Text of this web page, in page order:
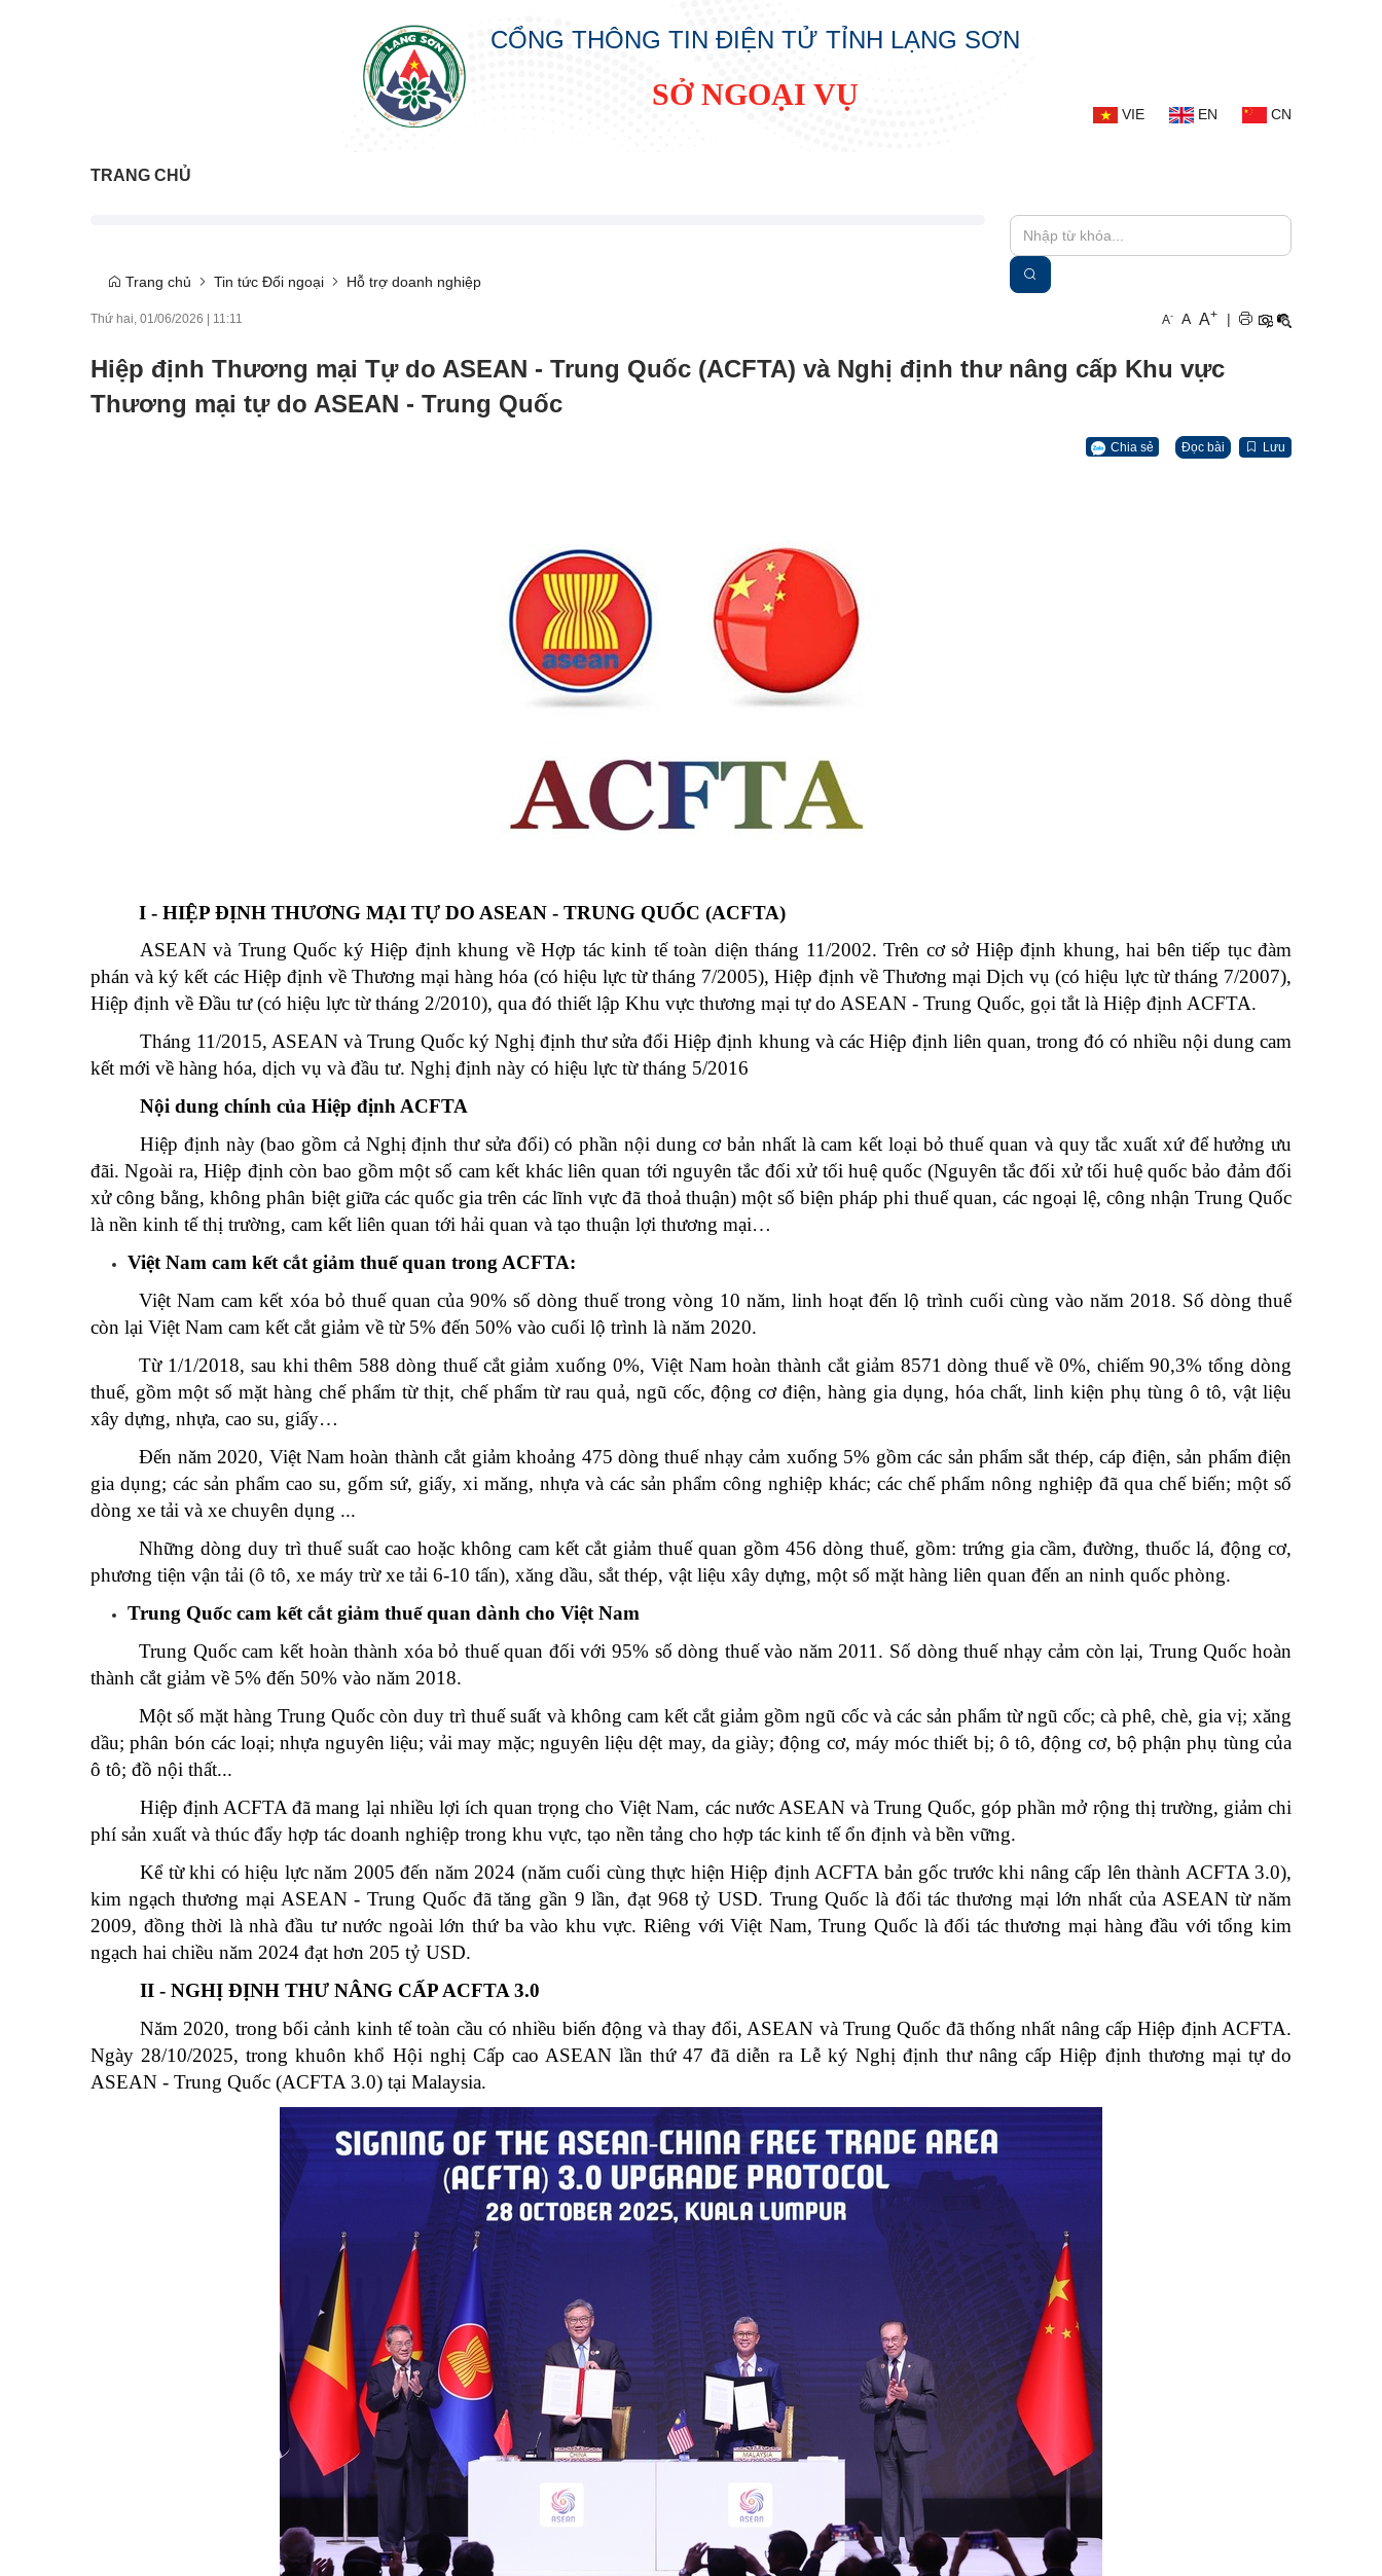
CỔNG THÔNG TIN ĐIỆN TỬ TỈNH LẠNG SƠN
SỞ NGOẠI VỤ
VIE EN CN
TRANG CHỦ
Trang chủ Tin tức Đối ngoại Hỗ trợ doanh nghiệp
Thứ hai, 01/06/2026 | 11:11 A- A A+ |
Hiệp định Thương mại Tự do ASEAN - Trung Quốc (ACFTA) và Nghị định thư nâng cấp Khu vực
Thương mại tự do ASEAN - Trung Quốc
Chia sẻ Đọc bài Lưu
I - HIỆP ĐỊNH THƯƠNG MẠI TỰ DO ASEAN - TRUNG QUỐC (ACFTA)
ASEAN và Trung Quốc ký Hiệp định khung về Hợp tác kinh tế toàn diện tháng 11/2002. Trên cơ sở Hiệp định khung, hai bên tiếp tục đàm
phán và ký kết các Hiệp định về Thương mại hàng hóa (có hiệu lực từ tháng 7/2005), Hiệp định về Thương mại Dịch vụ (có hiệu lực từ tháng 7/2007),
Hiệp định về Đầu tư (có hiệu lực từ tháng 2/2010), qua đó thiết lập Khu vực thương mại tự do ASEAN - Trung Quốc, gọi tắt là Hiệp định ACFTA.
Tháng 11/2015, ASEAN và Trung Quốc ký Nghị định thư sửa đổi Hiệp định khung và các Hiệp định liên quan, trong đó có nhiều nội dung cam
kết mới về hàng hóa, dịch vụ và đầu tư. Nghị định này có hiệu lực từ tháng 5/2016
Nội dung chính của Hiệp định ACFTA
Hiệp định này (bao gồm cả Nghị định thư sửa đổi) có phần nội dung cơ bản nhất là cam kết loại bỏ thuế quan và quy tắc xuất xứ để hưởng ưu
đãi. Ngoài ra, Hiệp định còn bao gồm một số cam kết khác liên quan tới nguyên tắc đối xử tối huệ quốc (Nguyên tắc đối xử tối huệ quốc bảo đảm đối
xử công bằng, không phân biệt giữa các quốc gia trên các lĩnh vực đã thoả thuận) một số biện pháp phi thuế quan, các ngoại lệ, công nhận Trung Quốc
là nền kinh tế thị trường, cam kết liên quan tới hải quan và tạo thuận lợi thương mại…
Việt Nam cam kết cắt giảm thuế quan trong ACFTA:
Việt Nam cam kết xóa bỏ thuế quan của 90% số dòng thuế trong vòng 10 năm, linh hoạt đến lộ trình cuối cùng vào năm 2018. Số dòng thuế
còn lại Việt Nam cam kết cắt giảm về từ 5% đến 50% vào cuối lộ trình là năm 2020.
Từ 1/1/2018, sau khi thêm 588 dòng thuế cắt giảm xuống 0%, Việt Nam hoàn thành cắt giảm 8571 dòng thuế về 0%, chiếm 90,3% tổng dòng
thuế, gồm một số mặt hàng chế phẩm từ thịt, chế phẩm từ rau quả, ngũ cốc, động cơ điện, hàng gia dụng, hóa chất, linh kiện phụ tùng ô tô, vật liệu
xây dựng, nhựa, cao su, giấy…
Đến năm 2020, Việt Nam hoàn thành cắt giảm khoảng 475 dòng thuế nhạy cảm xuống 5% gồm các sản phẩm sắt thép, cáp điện, sản phẩm điện
gia dụng; các sản phẩm cao su, gốm sứ, giấy, xi măng, nhựa và các sản phẩm công nghiệp khác; các chế phẩm nông nghiệp đã qua chế biến; một số
dòng xe tải và xe chuyên dụng ...
Những dòng duy trì thuế suất cao hoặc không cam kết cắt giảm thuế quan gồm 456 dòng thuế, gồm: trứng gia cầm, đường, thuốc lá, động cơ,
phương tiện vận tải (ô tô, xe máy trừ xe tải 6-10 tấn), xăng dầu, sắt thép, vật liệu xây dựng, một số mặt hàng liên quan đến an ninh quốc phòng.
Trung Quốc cam kết cắt giảm thuế quan dành cho Việt Nam
Trung Quốc cam kết hoàn thành xóa bỏ thuế quan đối với 95% số dòng thuế vào năm 2011. Số dòng thuế nhạy cảm còn lại, Trung Quốc hoàn
thành cắt giảm về 5% đến 50% vào năm 2018.
Một số mặt hàng Trung Quốc còn duy trì thuế suất và không cam kết cắt giảm gồm ngũ cốc và các sản phẩm từ ngũ cốc; cà phê, chè, gia vị; xăng
dầu; phân bón các loại; nhựa nguyên liệu; vải may mặc; nguyên liệu dệt may, da giày; động cơ, máy móc thiết bị; ô tô, động cơ, bộ phận phụ tùng của
ô tô; đồ nội thất...
Hiệp định ACFTA đã mang lại nhiều lợi ích quan trọng cho Việt Nam, các nước ASEAN và Trung Quốc, góp phần mở rộng thị trường, giảm chi
phí sản xuất và thúc đẩy hợp tác doanh nghiệp trong khu vực, tạo nền tảng cho hợp tác kinh tế ổn định và bền vững.
Kể từ khi có hiệu lực năm 2005 đến năm 2024 (năm cuối cùng thực hiện Hiệp định ACFTA bản gốc trước khi nâng cấp lên thành ACFTA 3.0),
kim ngạch thương mại ASEAN - Trung Quốc đã tăng gần 9 lần, đạt 968 tỷ USD. Trung Quốc là đối tác thương mại lớn nhất của ASEAN từ năm
2009, đồng thời là nhà đầu tư nước ngoài lớn thứ ba vào khu vực. Riêng với Việt Nam, Trung Quốc là đối tác thương mại hàng đầu với tổng kim
ngạch hai chiều năm 2024 đạt hơn 205 tỷ USD.
II - NGHỊ ĐỊNH THƯ NÂNG CẤP ACFTA 3.0
Năm 2020, trong bối cảnh kinh tế toàn cầu có nhiều biến động và thay đổi, ASEAN và Trung Quốc đã thống nhất nâng cấp Hiệp định ACFTA.
Ngày 28/10/2025, trong khuôn khổ Hội nghị Cấp cao ASEAN lần thứ 47 đã diễn ra Lễ ký Nghị định thư nâng cấp Hiệp định thương mại tự do
ASEAN - Trung Quốc (ACFTA 3.0) tại Malaysia.